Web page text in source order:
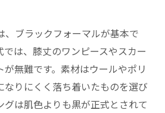
、ブラックフォーマルが基本で
は、膝丈のワンピースやスカー
が無難です。素材はウールやポリ
なりにくく落ち着いたものを選び
グは肌色よりも黒が正式とされて